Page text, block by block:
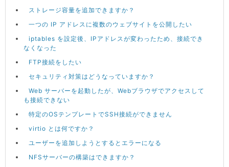
ストレージ容量を追加できますか？
一つの IP アドレスに複数のウェブサイトを公開したい
iptables を設定後、IPアドレスが変わったため、接続でき
なくなった
FTP接続をしたい
セキュリティ対策はどうなっていますか？
Web サーバーを起動したが、Webブラウザでアクセスして
も接続できない
特定のOSテンプレートでSSH接続ができません
virtio とは何ですか？
ユーザーを追加しようとするとエラーになる
NFSサーバーの構築はできますか？